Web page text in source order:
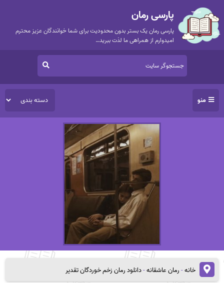
پارسی رمان
پارسی رمان یک بستر بدون محدودیت برای شما خوانندگان عزیز محترم
امیدوارم از همراهی ما لذت ببرید…
منو
خانه-رمان عاشقانه-دانلود رمان زخم خوردگان تقدیر